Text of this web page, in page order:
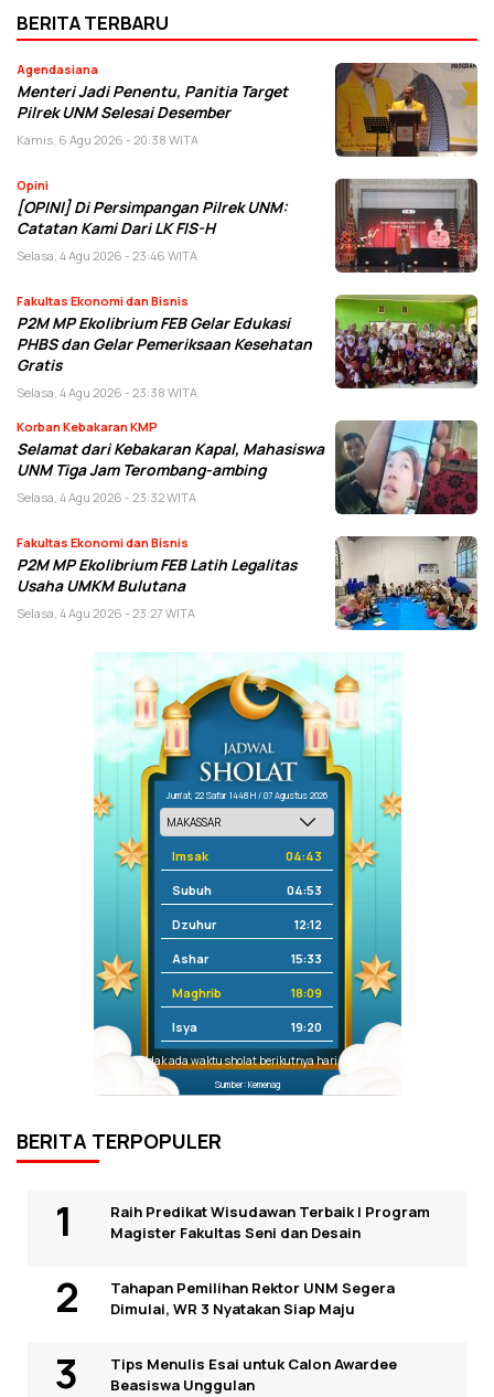
BERITA TERBARU
Agendasiana
Menteri Jadi Penentu, Panitia Target
Pilrek UNM Selesai Desember
Kamis, 6 Agu 2026 - 20:38 WITA
Opini
[OPINI] Di Persimpangan Pilrek UNM:
Catatan Kami Dari LK FIS-H
Selasa, 4 Agu 2026 - 23:46 WITA
Fakultas Ekonomi dan Bisnis
P2M MP Ekolibrium FEB Gelar Edukasi
PHBS dan Gelar Pemeriksaan Kesehatan
Gratis
Selasa, 4 Agu 2026 - 23:38 WITA
Korban Kebakaran KMP
Selamat dari Kebakaran Kapal, Mahasiswa
UNM Tiga Jam Terombang-ambing
Selasa, 4 Agu 2026 - 23:32 WITA
Fakultas Ekonomi dan Bisnis
P2M MP Ekolibrium FEB Latih Legalitas
Usaha UMKM Bulutana
Selasa, 4 Agu 2026 - 23:27 WITA
Jum'at, 22 Safar 1448 H / 07 Agustus 2026
Imsak 04:43
Subuh 04:53
Dzuhur 12:12
Ashar 15:33
Maghrib 18:09
Isya 19:20
Tidak ada waktu sholat berikutnya hari ini.
Sumber: Kemenag
BERITA TERPOPULER
Raih Predikat Wisudawan Terbaik I Program
Magister Fakultas Seni dan Desain
Tahapan Pemilihan Rektor UNM Segera
Dimulai, WR 3 Nyatakan Siap Maju
Tips Menulis Esai untuk Calon Awardee
Beasiswa Unggulan